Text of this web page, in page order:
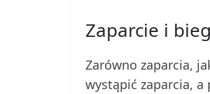
Zaparcie i
Zarówno zaparcia,
wystąpić zaparcia,